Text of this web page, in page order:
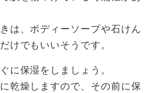
は、ボディーソープや石けん
けでもいいそうです。
に保湿をしましょう。
乾燥しますので、その前に保